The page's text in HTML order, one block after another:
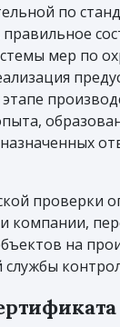
по
мер по
проверки
компании,
на